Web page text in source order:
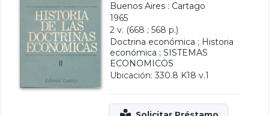
Buenos Aires : Cartago
1965
2 v. (668 ; 568 p.)
Doctrina económica ; Historia
económica ; SISTEMAS
ECONOMICOS
Ubicación: 330.8 K18 v.1